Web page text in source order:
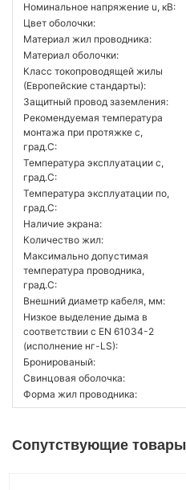
Номинальное напряжение u, кВ:
Цвет оболочки:
Материал жил проводника:
Материал оболочки:
Класс токопроводящей жилы
(Европейские стандарты):
Защитный провод заземления:
Рекомендуемая температура
монтажа при протяжке с,
град.C:
Температура эксплуатации с,
град.C:
Температура эксплуатации по,
град.C:
Наличие экрана:
Количество жил:
Максимально допустимая
температура проводника,
град.C:
Внешний диаметр кабеля, мм:
Низкое выделение дыма в
соответствии с EN 61034-2
(исполнение нг-LS):
Бронированый:
Свинцовая оболочка:
Форма жил проводника:
Сопутствующие товары